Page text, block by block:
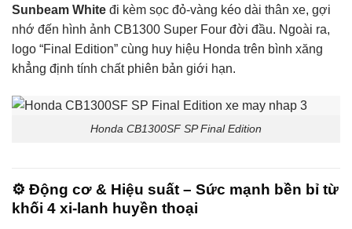
Sunbeam White đi kèm sọc đỏ-vàng kéo dài thân xe, gợi
nhớ đến hình ảnh CB1300 Super Four đời đầu. Ngoài ra,
logo “Final Edition” cùng huy hiệu Honda trên bình xăng
khẳng định tính chất phiên bản giới hạn.
Honda CB1300SF SP Final Edition
⚙️ Động cơ & Hiệu suất – Sức mạnh bền bỉ từ
khối 4 xi-lanh huyền thoại